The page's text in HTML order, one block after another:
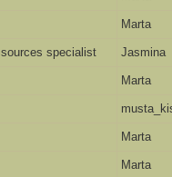
Marta
specialist Jasmina
Marta
Marta
Marta